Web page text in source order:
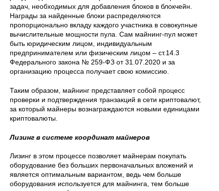
задач, необходимых для добавления блоков в блокчейн.
Награды за найденные блоки распределяются
пропорционально вкладу каждого участника в совокупные
вычислительные мощности пула. Сам майнинг-пул может
быть юридическим лицом, индивидуальным
предпринимателем или физическим лицом – ст.14.3
Федерального закона № 259-ФЗ от 31.07.2020 и за
организацию процесса получает свою комиссию.
Таким образом, майнинг представляет собой процесс
проверки и подтверждения транзакций в сети криптовалют,
за который майнеры вознаграждаются новыми единицами
криптовалюты.
Лизинг в системе координат майнеров
Лизинг в этом процессе позволяет майнерам покупать
оборудование без больших первоначальных вложений и
является оптимальным вариантом, ведь чем больше
оборудования используется для майнинга, тем больше